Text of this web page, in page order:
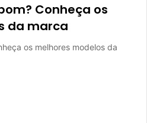
Conheça os
da marca
os melhores modelos da